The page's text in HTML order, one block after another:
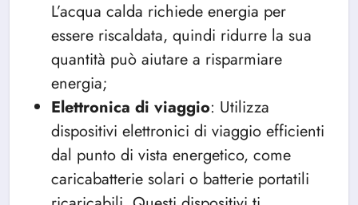
L’acqua calda richiede energia per
essere riscaldata, quindi ridurre la sua
quantità può aiutare a risparmiare
energia;
Elettronica di viaggio: Utilizza
dispositivi elettronici di viaggio efficienti
dal punto di vista energetico, come
caricabatterie solari o batterie portatili